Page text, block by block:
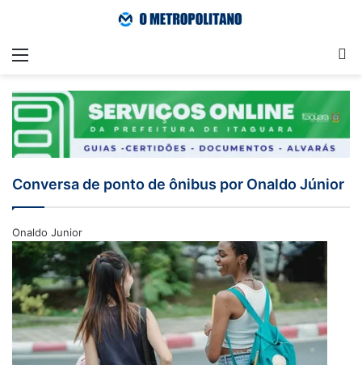
Menu
Conversa de ponto de ônibus por Onaldo Júnior
Onaldo Junior